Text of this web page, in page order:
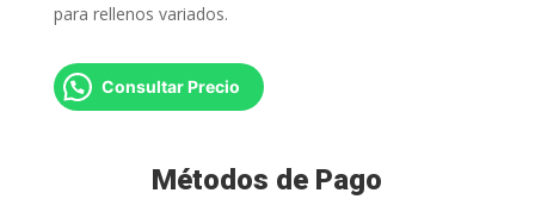
para rellenos variados.
Consultar Precio
Métodos de Pago